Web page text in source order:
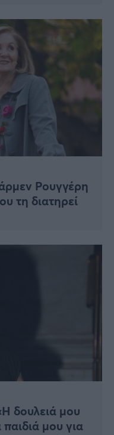
Ρουγγέρη
τη διατηρεί
δουλειά μου
μου για